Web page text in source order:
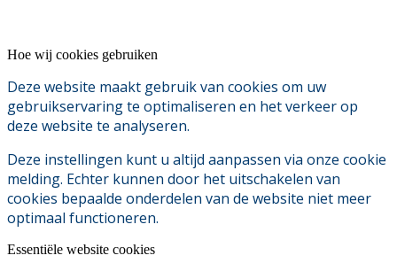
Hoe wij cookies gebruiken
Deze website maakt gebruik van cookies om uw
gebruikservaring te optimaliseren en het verkeer op
deze website te analyseren.
Deze instellingen kunt u altijd aanpassen via onze cookie
melding. Echter kunnen door het uitschakelen van
cookies bepaalde onderdelen van de website niet meer
optimaal functioneren.
Essentiële website cookies